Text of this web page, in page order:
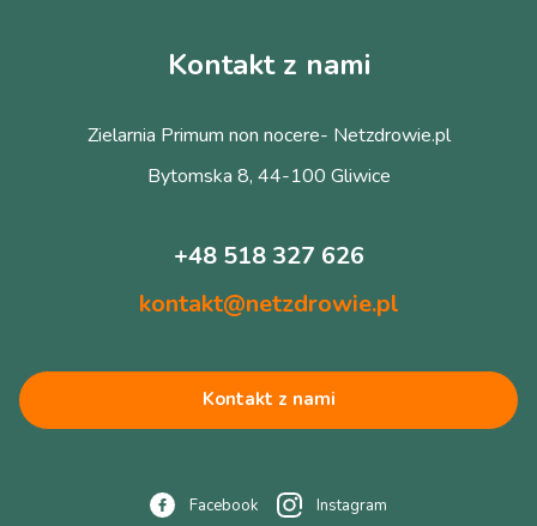
Kontakt z nami
Zielarnia Primum non nocere- Netzdrowie.pl
Bytomska 8, 44-100 Gliwice
+48 518 327 626
kontakt@netzdrowie.pl
Kontakt z nami
Facebook Instagram